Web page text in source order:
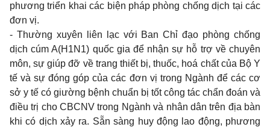
phương triển khai các biện pháp phòng chống dịch tại các
đơn vị.
- Thường xuyên liên lạc với Ban Chỉ đạo phòng chống
dịch cúm A(H1N1) quốc gia để nhận sự hỗ trợ về chuyên
môn, sự giúp đỡ về trang thiết bị, thuốc, hoá chất của Bộ Y
tế và sự đóng góp của các đơn vị trong Ngành để các cơ
sở y tế có giường bệnh chuẩn bị tốt công tác chẩn đoán và
điều trị cho CBCNV trong Ngành và nhân dân trên địa bàn
khi có dịch xảy ra. Sẵn sàng huy động lao động, phương